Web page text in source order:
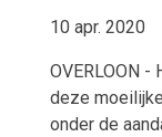
10 apr. 2020
OVERLOON
deze
onder de